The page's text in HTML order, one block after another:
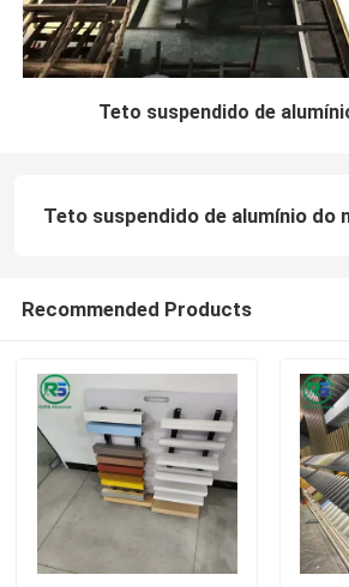
Teto suspendido de
Teto suspendido de alumínio do
Recommended Products